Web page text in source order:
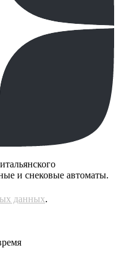
и снековые автоматы.
данных.